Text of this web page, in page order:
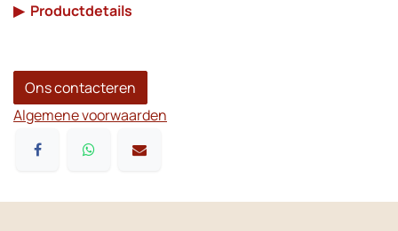
▶ Productdetails
Ons contacteren
Algemene voorwaarden